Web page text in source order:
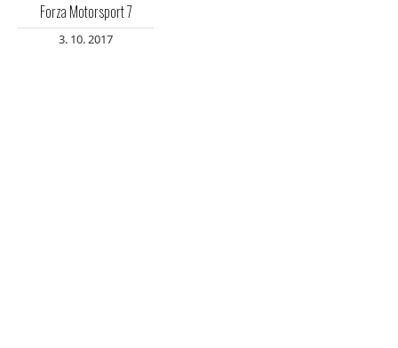
Forza Motorsport 7
3. 10. 2017